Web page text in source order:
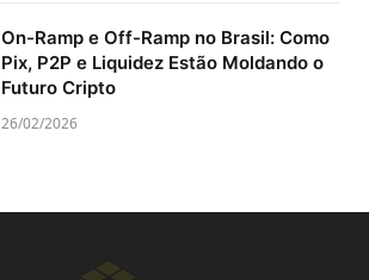
On-Ramp e Off-Ramp no Brasil: Como
Pix, P2P e Liquidez Estão Moldando o
Futuro Cripto
26/02/2026